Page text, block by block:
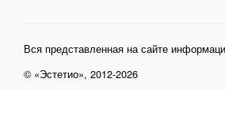
Вся представленная на сайте
© «Эстетио», 2012-2026